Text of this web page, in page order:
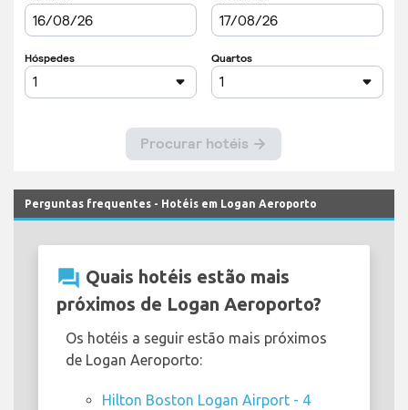
Perguntas frequentes - Hotéis em Logan Aeroporto
question_answer Quais hotéis estão mais
próximos de Logan Aeroporto?
Os hotéis a seguir estão mais próximos
de Logan Aeroporto:
Hilton Boston Logan Airport - 4